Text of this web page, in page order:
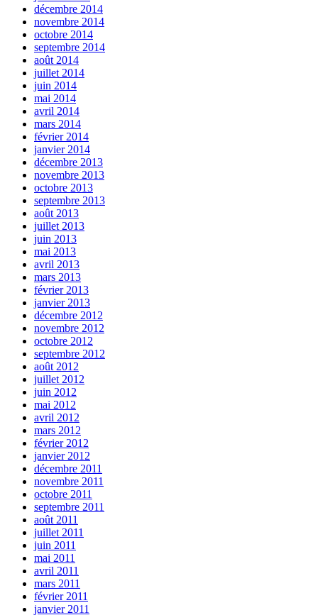
décembre 2014
novembre 2014
octobre 2014
septembre 2014
août 2014
juillet 2014
juin 2014
mai 2014
avril 2014
mars 2014
février 2014
janvier 2014
décembre 2013
novembre 2013
octobre 2013
septembre 2013
août 2013
juillet 2013
juin 2013
mai 2013
avril 2013
mars 2013
février 2013
janvier 2013
décembre 2012
novembre 2012
octobre 2012
septembre 2012
août 2012
juillet 2012
juin 2012
mai 2012
avril 2012
mars 2012
février 2012
janvier 2012
décembre 2011
novembre 2011
octobre 2011
septembre 2011
août 2011
juillet 2011
juin 2011
mai 2011
avril 2011
mars 2011
février 2011
janvier 2011